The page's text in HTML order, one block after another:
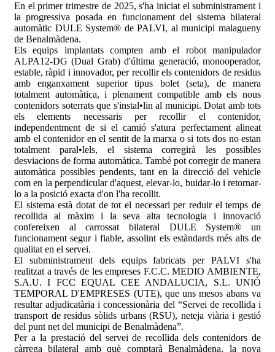
En el primer trimestre de 2025, s'ha iniciat el subministrament i
la progressiva posada en funcionament del sistema bilateral
automàtic DULE System® de PALVI, al municipi malagueny
de Benalmàdena.
Els equips implantats compten amb el robot manipulador
ALPA12-DG (Dual Grab) d'última generació, monooperador,
estable, ràpid i innovador, per recollir els contenidors de residus
amb enganxament superior tipus bolet (seta), de manera
totalment automàtica, i plenament compatible amb els nous
contenidors soterrats que s'instal•lin al municipi. Dotat amb tots
els elements necessaris per recollir el contenidor,
independentment de si el camió s'atura perfectament alineat
amb el contenidor en el sentit de la marxa o si tots dos no estan
totalment paral•lels, el sistema corregirà les possibles
desviacions de forma automàtica. També pot corregir de manera
automàtica possibles pendents, tant en la direcció del vehicle
com en la perpendicular d'aquest, elevar-lo, buidar-lo i retornar-
lo a la posició exacta d'on l'ha recollit.
El sistema està dotat de tot el necessari per reduir el temps de
recollida al màxim i la seva alta tecnologia i innovació
confereixen al carrossat bilateral DULE System® un
funcionament segur i fiable, assolint els estàndards més alts de
qualitat en el servei.
El subministrament dels equips fabricats per PALVI s'ha
realitzat a través de les empreses F.C.C. MEDIO AMBIENTE,
S.A.U. I FCC EQUAL CEE ANDALUCIA, S.L. UNIÓ
TEMPORAL D'EMPRESES (UTE), que uns mesos abans va
resultar adjudicatària i concessionària del “Servei de recollida i
transport de residus sòlids urbans (RSU), neteja viària i gestió
del punt net del municipi de Benalmàdena”.
Per a la prestació del servei de recollida dels contenidors de
càrrega bilateral amb què comptarà Benalmàdena, la nova